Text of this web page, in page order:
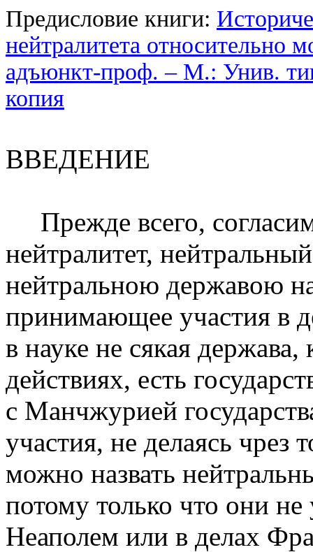
Предисловие книги:
нейтралитета относительно
адъюнкт-проф. – М.: Унив.
копия
ВВЕДЕНИЕ
Прежде всего,
нейтралитет,
нейтральною державою
принимающее участия в
в науке не сякая
действиях, есть
с Манчжурией
участия, не делаясь чрез
можно назвать
потому только что они
Неаполем или в делах